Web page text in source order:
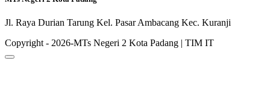
Jl. Raya Durian Tarung Kel. Pasar Ambacang Kec. Kuranji
Copyright - 2026-MTs Negeri 2 Kota Padang | TIM IT